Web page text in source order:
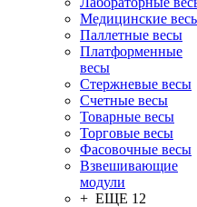
Медицинские
Паллетные весы
Платформенные
весы
Стержневые весы
Счетные весы
Товарные весы
Торговые весы
Фасовочные весы
Взвешивающие
модули
+ ЕЩЕ 12